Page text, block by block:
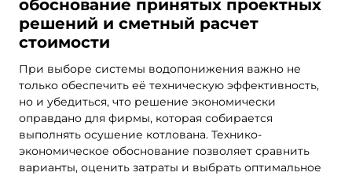
обоснование принятых проектных
решений и сметный расчет
стоимости
При выборе системы водопонижения важно не
только обеспечить её техническую эффективность,
но и убедиться, что решение экономически
оправдано для фирмы, которая собирается
выполнять осушение котлована. Технико-
экономическое обоснование позволяет сравнить
варианты, оценить затраты и выбрать оптимальное